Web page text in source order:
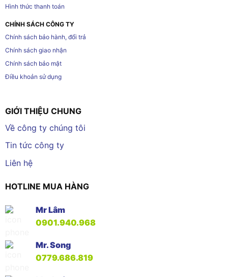
Hình thức thanh toán
CHÍNH SÁCH CÔNG TY
Chính sách bảo hành, đổi trả
Chính sách giao nhận
Chính sách bảo mật
Điều khoản sử dụng
GIỚI THIỆU CHUNG
Về công ty chúng tôi
Tin tức công ty
Liên hệ
HOTLINE MUA HÀNG
Mr Lâm
0901.940.968
Mr. Song
0779.686.819